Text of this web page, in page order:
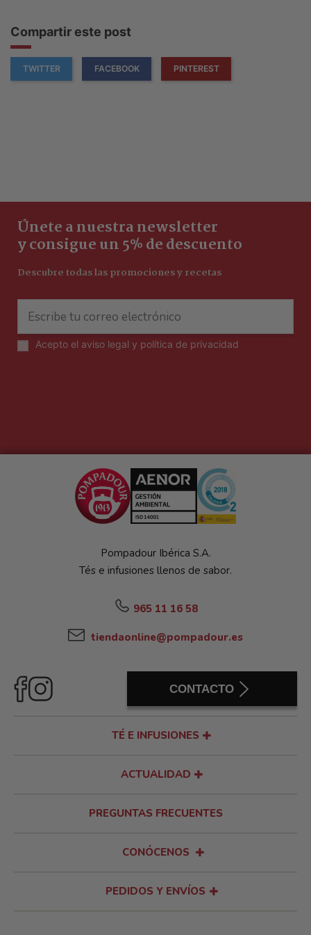
Compartir este post
TWITTER FACEBOOK PINTEREST
Únete a nuestra newsletter
y consigue un 5% de descuento
Descubre todas las promociones y recetas
Acepto el aviso legal y política de privacidad
Pompadour Ibérica S.A.
Tés e infusiones llenos de sabor.
965 11 16 58
tiendaonline@pompadour.es
CONTACTO
TÉ E INFUSIONES
ACTUALIDAD
PREGUNTAS FRECUENTES
CONÓCENOS
PEDIDOS Y ENVÍOS